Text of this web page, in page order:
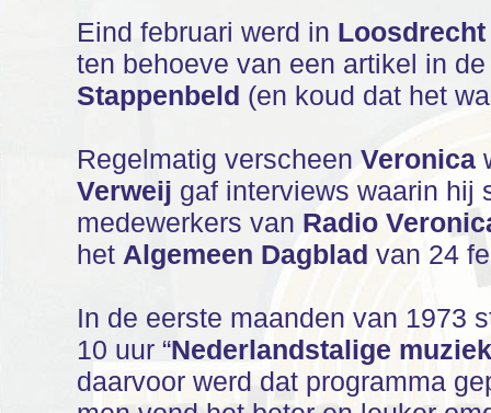
Eind februari werd in Loosdrecht
ten behoeve van een artikel in
Stappenbeld (en koud dat het
Regelmatig verscheen Veronica
Verweij gaf interviews waarin hij
medewerkers van Radio
het Algemeen Dagblad van 24
In de eerste maanden van 1973
10 uur “Nederlandstalige muziek
daarvoor werd dat programma